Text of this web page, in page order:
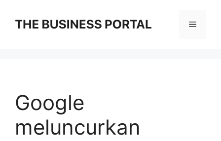
content
Menu
Google
meluncurkan